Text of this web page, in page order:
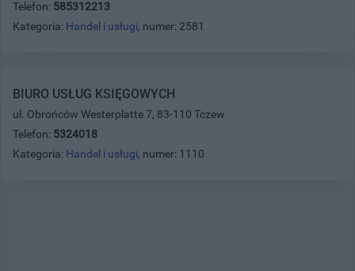
Telefon: 585312213
Kategoria: Handel i usługi, numer: 2581
BIURO USŁUG KSIĘGOWYCH
ul. Obrońców Westerplatte 7, 83-110 Tczew
Telefon: 5324018
Kategoria: Handel i usługi, numer: 1110